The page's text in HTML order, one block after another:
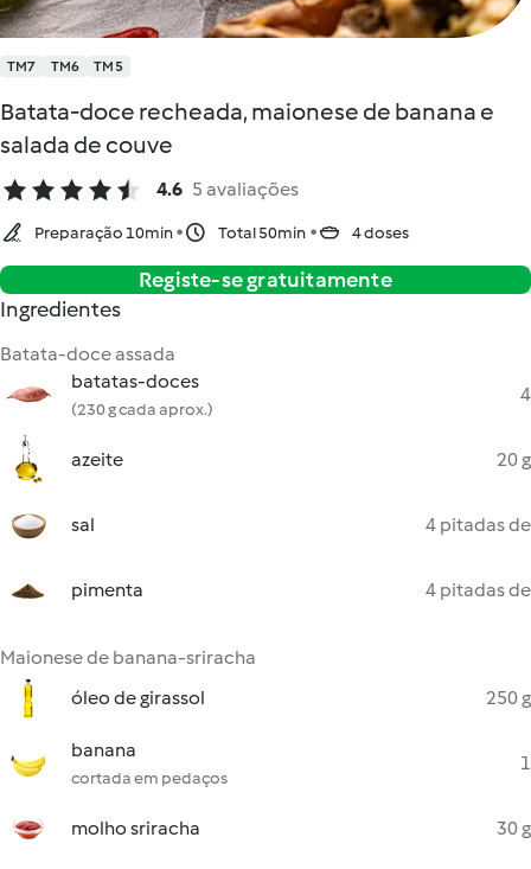
TM7 TM6 TM5
Batata-doce recheada, maionese de banana e
salada de couve
4.6 5 avaliações
Preparação 10min Total 50min 4 doses
Registe-se gratuitamente
Ingredientes
Batata-doce assada
batatas-doces
(230 g cada aprox.)
4
azeite 20 g
sal 4 pitadas de
pimenta 4 pitadas de
Maionese de banana-sriracha
óleo de girassol
250 g
banana
cortada em pedaços
1
molho sriracha 30 g